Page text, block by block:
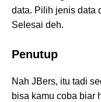
data. Pilih jenis data
Selesai deh.
Penutup
Nah JBers, itu tadi
bisa kamu coba biar